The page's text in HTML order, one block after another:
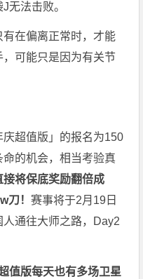
无法击败。
在偏离正常时，才能
可能只是因为有关节
超值版」的报名为150
的机会，相当考验真
接将保底奖励翻倍成
刀！赛事将于2月19日
通往大师之路，Day2
值版每天也有多场卫星